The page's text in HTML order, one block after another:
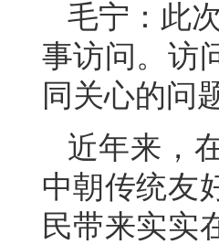
毛宁：此
事访问。访
同关心的问
近年来，
中朝传统友
民带来实实